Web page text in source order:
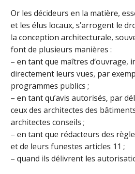
Or les décideurs en la matière,
et les élus locaux, s’arrogent le
la conception architecturale,
font de plusieurs manières :
– en tant que maîtres d’ouvrage,
directement leurs vues, par
programmes publics ;
– en tant qu’avis autorisés, par
ceux des architectes des
architectes conseils ;
– en tant que rédacteurs des
et de leurs funestes articles 11 ;
– quand ils délivrent les